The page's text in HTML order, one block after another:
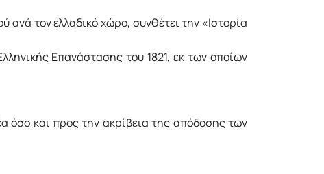
τον ελλαδικό χώρο, συνθέτει την «Ιστορία
Επανάστασης του 1821, εκ των οποίων
όσο και προς την ακρίβεια της απόδοσης των